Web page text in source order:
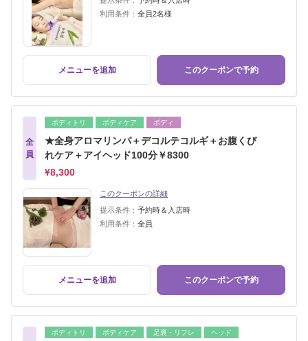
利用条件： 全員2名様
メニューを追加 このクーポンで予約
全
員
ボディトリ ボディケア ボディ
★全身アロマリンパ＋デコルテコルギ＋お腹くび
れケア＋アイヘッド100分￥8300
¥8,300
このクーポンの詳細
提示条件： 予約時＆入店時
利用条件： 全員
メニューを追加 このクーポンで予約
ボディトリ ボディケア 足裏・リフレ
ヘッド